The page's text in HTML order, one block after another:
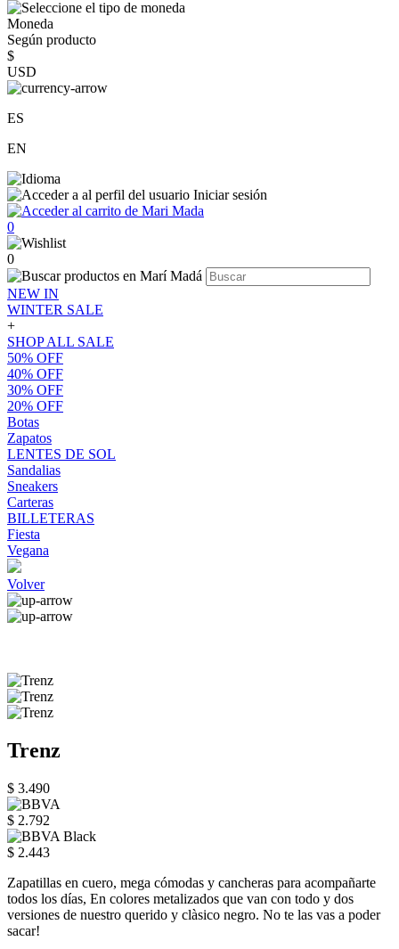
Moneda
Según producto
$
USD
ES
EN
Iniciar sesión
0
0
NEW IN
WINTER SALE
+
SHOP ALL SALE
50% OFF
40% OFF
30% OFF
20% OFF
Botas
Zapatos
LENTES DE SOL
Sandalias
Sneakers
Carteras
BILLETERAS
Fiesta
Vegana
Volver
Trenz
$ 3.490
$ 2.792
$ 2.443
Zapatillas en cuero, mega cómodas y cancheras para acompañarte
todos los días, En colores metalizados que van con todo y dos
versiones de nuestro querido y clàsico negro. No te las vas a poder
sacar!